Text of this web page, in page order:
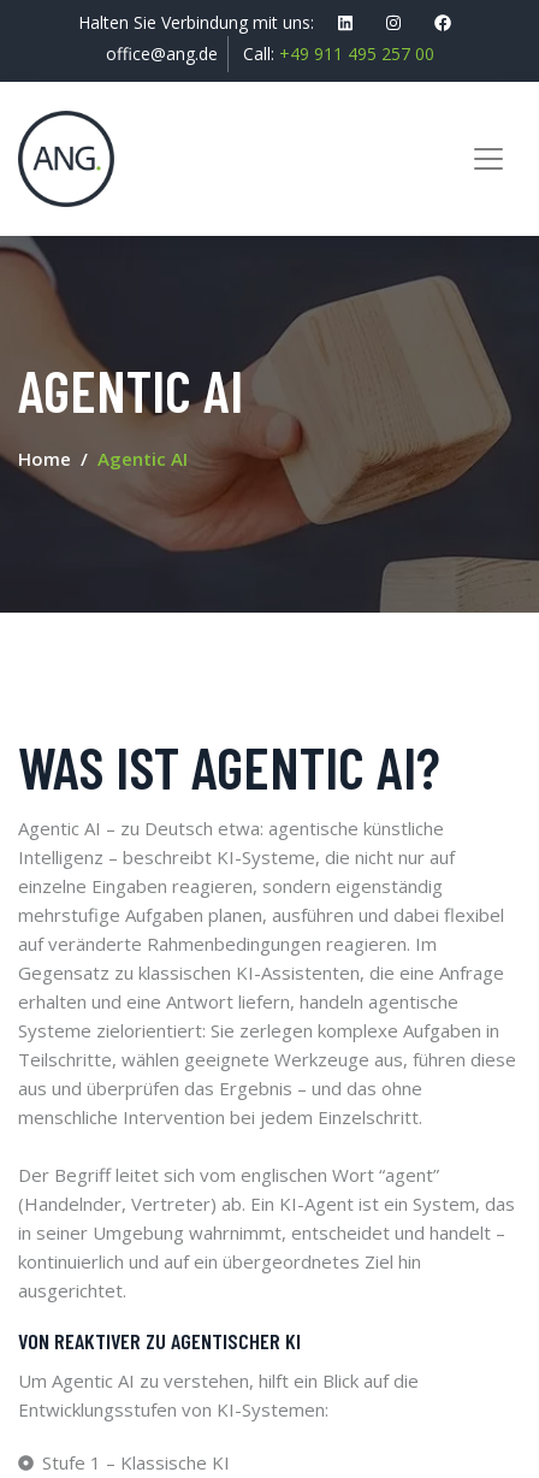
Halten Sie Verbindung mit uns:
office@ang.de
Call: +49 911 495 257 00
AGENTIC AI
Home Agentic AI
WAS IST AGENTIC AI?
Agentic AI – zu Deutsch etwa: agentische künstliche
Intelligenz – beschreibt KI-Systeme, die nicht nur auf
einzelne Eingaben reagieren, sondern eigenständig
mehrstufige Aufgaben planen, ausführen und dabei flexibel
auf veränderte Rahmenbedingungen reagieren. Im
Gegensatz zu klassischen KI-Assistenten, die eine Anfrage
erhalten und eine Antwort liefern, handeln agentische
Systeme zielorientiert: Sie zerlegen komplexe Aufgaben in
Teilschritte, wählen geeignete Werkzeuge aus, führen diese
aus und überprüfen das Ergebnis – und das ohne
menschliche Intervention bei jedem Einzelschritt.
Der Begriff leitet sich vom englischen Wort “agent”
(Handelnder, Vertreter) ab. Ein KI-Agent ist ein System, das
in seiner Umgebung wahrnimmt, entscheidet und handelt –
kontinuierlich und auf ein übergeordnetes Ziel hin
ausgerichtet.
VON REAKTIVER ZU AGENTISCHER KI
Um Agentic AI zu verstehen, hilft ein Blick auf die
Entwicklungsstufen von KI-Systemen:
Stufe 1 – Klassische KI